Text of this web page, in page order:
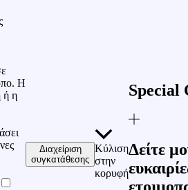
Η
ή η
Διαχείριση
συγκατάθεσης
Κύλιση
στην
κορυφή
Special
Δείτε